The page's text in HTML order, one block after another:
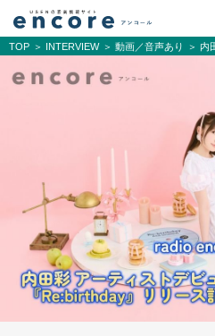
TOP INTERVIEW 動画／音声あり 内